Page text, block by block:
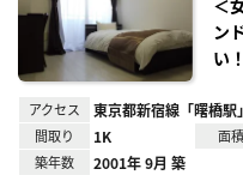
＜
ン
い！
アクセス 東京都新宿線「曙橋駅
間取り 1K 面積
築年数 2001年 9月 築